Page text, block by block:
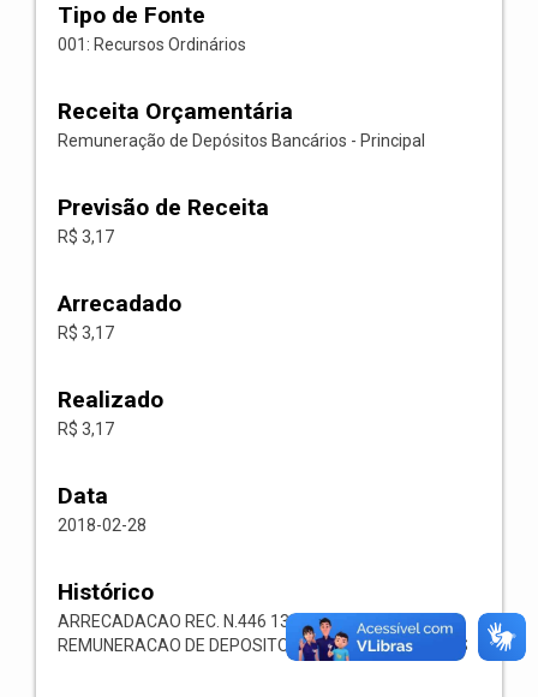
Tipo de Fonte
001: Recursos Ordinários
Receita Orçamentária
Remuneração de Depósitos Bancários - Principal
Previsão de Receita
R$ 3,17
Arrecadado
R$ 3,17
Realizado
R$ 3,17
Data
2018-02-28
Histórico
ARRECADACAO REC. N.446 1321.00.1.1.05
REMUNERACAO DE DEPOSITOS BANCARIOS OUTROS